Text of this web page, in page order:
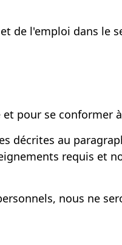
l'emploi dans le
pour se conformer
décrites au
requis et
nous ne